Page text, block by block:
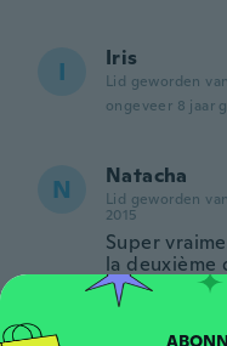
I Iris
Lid geworden
ongeveer 8 jaar
N Natacha
Lid geworden van
2015
Super
la deuxième
parfaite le
ongeveer 8 jaar